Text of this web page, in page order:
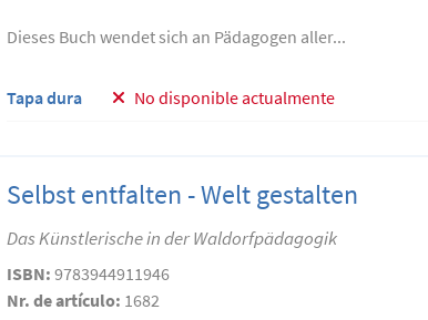
Dieses Buch wendet sich an Pädagogen aller...
Tapa dura No disponible actualmente
Selbst entfalten - Welt gestalten
Das Künstlerische in der Waldorfpädagogik
ISBN: 9783944911946
Nr. de artículo: 1682